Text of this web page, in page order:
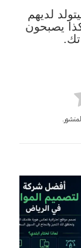
لديهم
يصبحون